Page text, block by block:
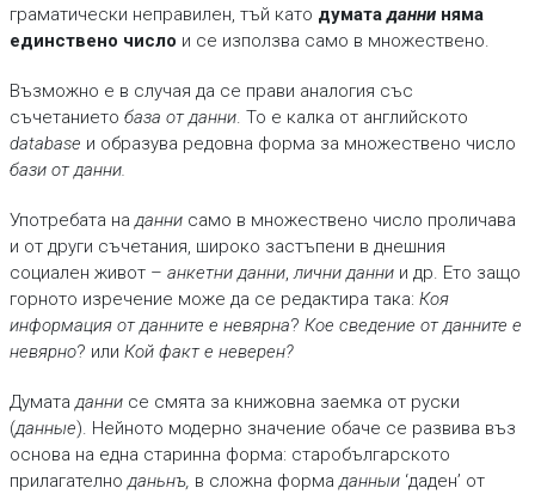
граматически неправилен, тъй като думатаданниняма
единствено число и се използва само в множествено.
Възможно е в случая да се прави аналогия със
съчетанието база от данни. То е калка от английското
database и образува редовна форма за множествено число
бази от данни.
Употребата на даннисамо в множествено число проличава
и от други съчетания, широко застъпени в днешния
социален живот – анкетни данни, лични данни и др. Ето защо
горното изречение може да се редактира така: Коя
информация от данните е невярна? Кое сведение от данните е
невярно? или Кой факт е неверен?
Думата даннисе смята за книжовна заемка от руски
(данные). Нейното модерно значение обаче се развива въз
основа на една старинна форма: старобългарското
прилагателно даньнъ, в сложна форма данныи‘даден’ от